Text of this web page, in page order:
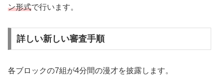
ン形式で行います。
詳しい新しい審査手順
各ブロックの7組が4分間の漫才を披露します。